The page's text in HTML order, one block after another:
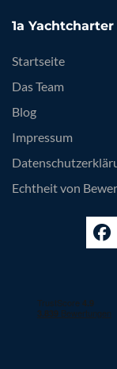
1a Yachtcharter
Startseite
Das Team
Blog
Impressum
Echtheit von